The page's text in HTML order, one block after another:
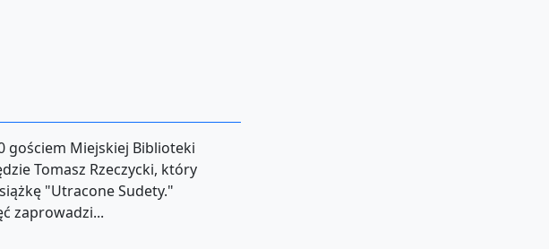
gościem Miejskiej Biblioteki
Tomasz Rzeczycki, który
"Utracone Sudety."
zaprowadzi...